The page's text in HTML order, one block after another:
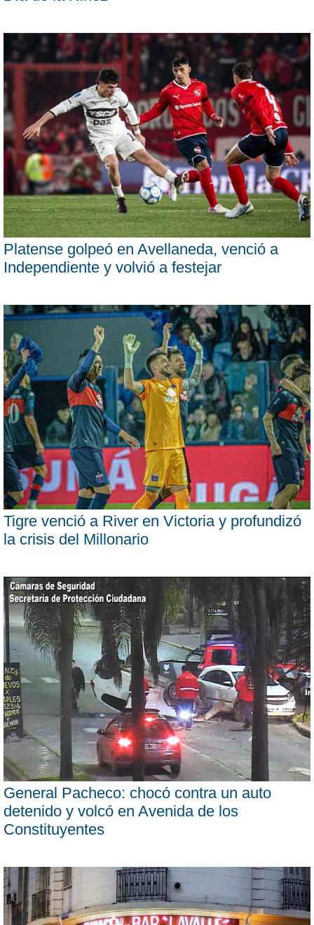
Platense golpeó en Avellaneda, venció a
Independiente y volvió a festejar
Tigre venció a River en Victoria y profundizó
la crisis del Millonario
General Pacheco: chocó contra un auto
detenido y volcó en Avenida de los
Constituyentes